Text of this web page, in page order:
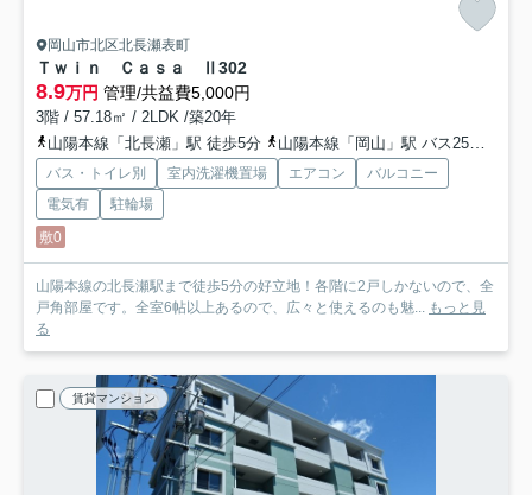
岡山市北区北長瀬表町
Ｔｗｉｎ Ｃａｓａ Ⅱ 302
8.9万円 管理/共益費5,000円
3階 / 57.18㎡ / 2LDK /築20年
山陽本線「北長瀬」駅 徒歩5分
山陽本線「岡山」駅 バス25分 「大野辻」 停歩5分
バス・トイレ別 室内洗濯機置場 エアコン
バルコニー
電気有
駐輪場
敷0
山陽本線の北長瀬駅まで徒歩5分の好立地！各階に2戸しかないので、全
戸角部屋です。全室6帖以上あるので、広々と使えるのも魅... もっと見
る
賃貸マンション